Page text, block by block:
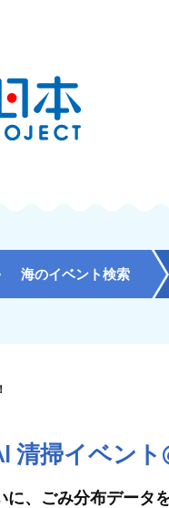
海のイベント検索
清掃イベント
に、ごみ分布データ